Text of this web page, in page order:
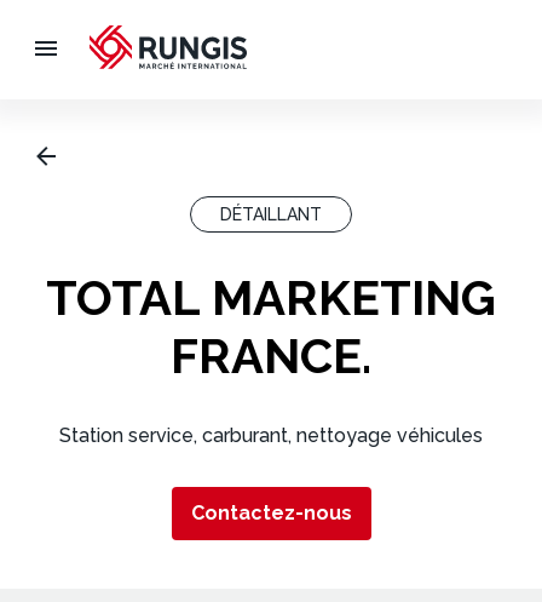
DÉTAILLANT
TOTAL MARKETING
FRANCE.
Station service, carburant, nettoyage véhicules
Contactez-nous